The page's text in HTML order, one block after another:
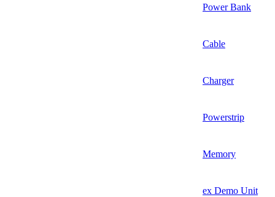
Power Bank
Cable
Charger
Powerstrip
Memory
ex Demo Unit